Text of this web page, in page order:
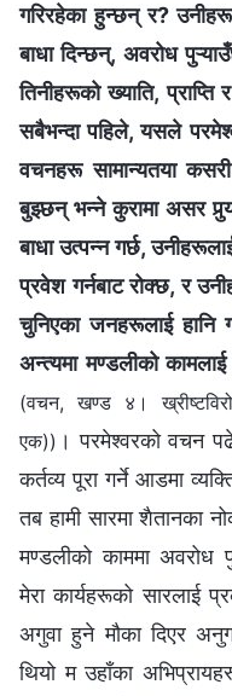
गरिरहेका हुन्छन् र?
बाधा दिन्छन्, अवरोध
तिनीहरूको ख्याति,
सबैभन्दा पहिले, यसले
वचनहरू सामान्यतया
बुझ्छन् भन्‍ने कुरामा असर
बाधा उत्पन्‍न गर्छ,
प्रवेश गर्नबाट रोक्छ, र
चुनिएका जनहरूलाई हानि
अन्त्यमा मण्डलीको
(वचन, खण्ड ४।
एक)) । परमेश्‍वरको वचन
कर्तव्य पूरा गर्ने आडमा
तब हामी सारमा शैतानका
मण्डलीको काममा अवरोध
मेरा कार्यहरूको सारलाई
अगुवा हुने मौका दिएर
थियो म उहाँका